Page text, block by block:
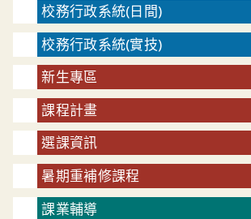
校務行政系統(日間)
校務行政系統(實技)
新生專區
課程計畫
選課資訊
暑期重補修課程
課業輔導